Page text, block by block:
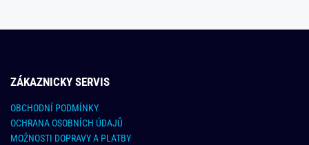
ZÁKAZNICKY SERVIS
OBCHODNÍ PODMÍNKY
OCHRANA OSOBNÍCH ÚDAJŮ
MOŽNOSTI DOPRAVY A PLATBY